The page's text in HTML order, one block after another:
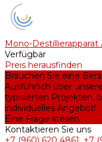
Mono-Destillierapparat
Verfügbar
Preis herausfinden
Brauchen Sie eine
Ausführlich über
typisierten Projekten,
individuelles Angebot!
Eine Frage stellen
Kontaktieren Sie uns